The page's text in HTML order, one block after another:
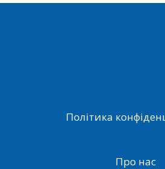
Політика
Про нас